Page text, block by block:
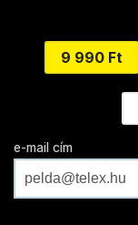
9 990 Ft
e-mail cím